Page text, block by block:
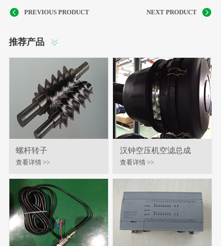
推荐产品
螺杆转子
查看详情 >>
汉钟空压机空滤总成
查看详情 >>